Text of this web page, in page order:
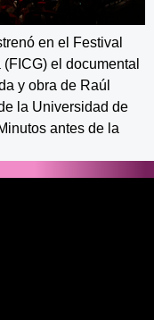
en el Festival
el documental
y obra de Raúl
la Universidad de
antes de la